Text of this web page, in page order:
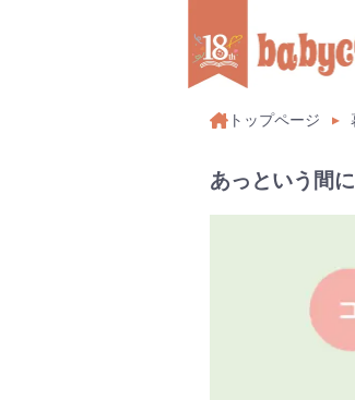
トップページ
あっという間